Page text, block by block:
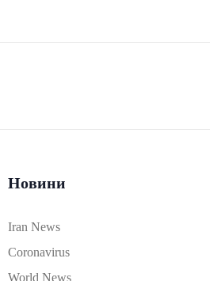
Новини
Iran News
Coronavirus
World News